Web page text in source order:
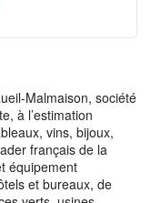
Malmaison, société
à l’estimation
vins, bijoux,
français de la
équipement
et bureaux, de